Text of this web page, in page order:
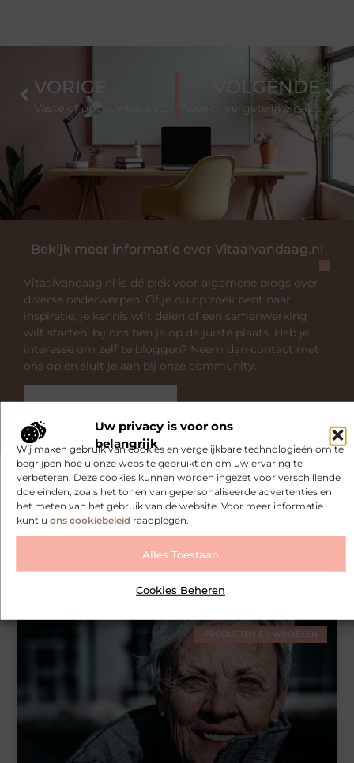
Uw privacy is voor ons
belangrijk
Wij maken gebruik van cookies en vergelijkbare technologieën om te
begrijpen hoe u onze website gebruikt en om uw ervaring te
verbeteren. Deze cookies kunnen worden ingezet voor verschillende
doeleinden, zoals het tonen van gepersonaliseerde advertenties en
het meten van het gebruik van de website. Voor meer informatie
kunt u ons cookiebeleidraadplegen.
Alles Toestaan
Cookies Beheren
Bekijk meer informatie over Vitaalvandaag.nl
Vitaalvandaag.nl is dé plek voor algemene blogs over
diverse onderwerpen. Of je nu op zoek bent naar
inspiratie, je kennis wilt delen of een samenwerking
wilt starten, bij ons ben je op de juiste plaats. Heb je
interesse om zelf te bloggen? Neem dan contact met
ons op en sluit je aan bij onze community.
VORIGE VOLGENDE
Twee onvergetelijke reizen: luxe Japan en een exclusieve rondreis door Zuid Afrika
Gerelateerde artikelendie u
mogelijk interesseren
De gezondheidsvoordelen van een houtkachel
binnen
PRODUCTEN EN WINKELEN